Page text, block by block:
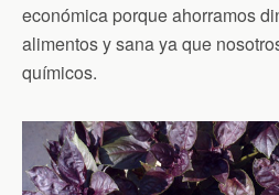
económica porque ahorramos
alimentos y sana ya que
químicos.